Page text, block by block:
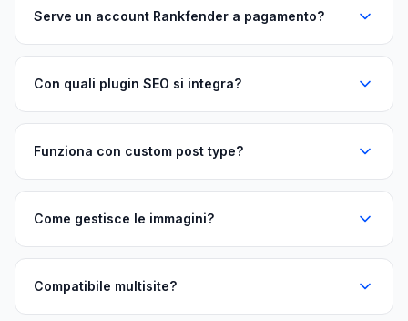
Serve un account Rankfender a pagamento?
Con quali plugin SEO si integra?
Funziona con custom post type?
Come gestisce le immagini?
Compatibile multisite?